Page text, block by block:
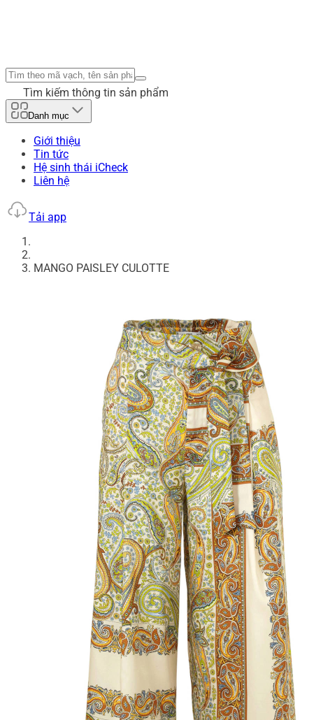
Tìm kiếm thông tin sản phẩm
Danh mục
Giới thiệu
Tin tức
Hệ sinh thái iCheck
Liên hệ
Tải app
MANGO PAISLEY CULOTTE